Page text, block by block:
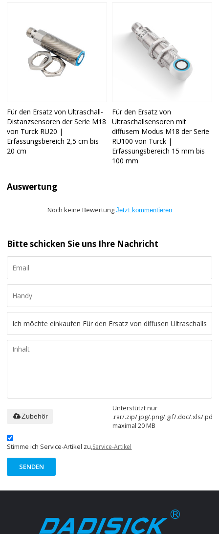
Für den Ersatz von Ultraschall-
Distanzsensoren der Serie M18
von Turck RU20 |
Erfassungsbereich 2,5 cm bis
20 cm
Für den Ersatz von
Ultraschallsensoren mit
diffusem Modus M18 der Serie
RU100 von Turck |
Erfassungsbereich 15 mm bis
100 mm
Auswertung
Noch keine Bewertung Jetzt kommentieren
Bitte schicken Sie uns Ihre Nachricht
Unterstützt nur
.rar/.zip/.jpg/.png/.gif/.doc/.xls/.pdf,
maximal 20 MB
Zubehör
Stimme ich Service-Artikel zu,Service-Artikel
SENDEN